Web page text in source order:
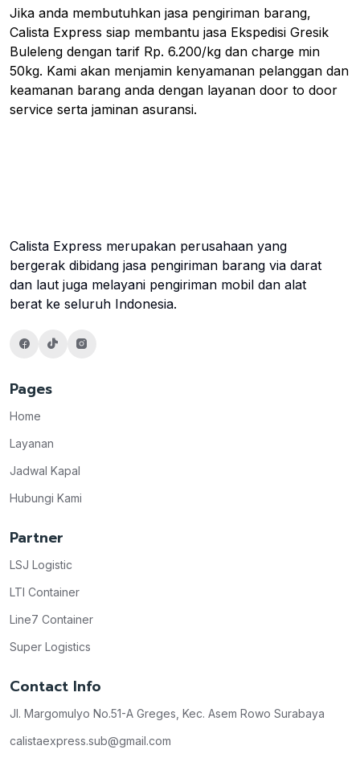
Jika anda membutuhkan jasa pengiriman barang,
Calista Express siap membantu jasa Ekspedisi Gresik
Buleleng dengan tarif Rp. 6.200/kg dan charge min
50kg. Kami akan menjamin kenyamanan pelanggan dan
keamanan barang anda dengan layanan door to door
service serta jaminan asuransi.
Calista Express merupakan perusahaan yang
bergerak dibidang jasa pengiriman barang via darat
dan laut juga melayani pengiriman mobil dan alat
berat ke seluruh Indonesia.
Pages
Home
Layanan
Jadwal Kapal
Hubungi Kami
Partner
LSJ Logistic
LTI Container
Line7 Container
Super Logistics
Contact Info
Jl. Margomulyo No.51-A Greges, Kec. Asem Rowo Surabaya
calistaexpress.sub@gmail.com